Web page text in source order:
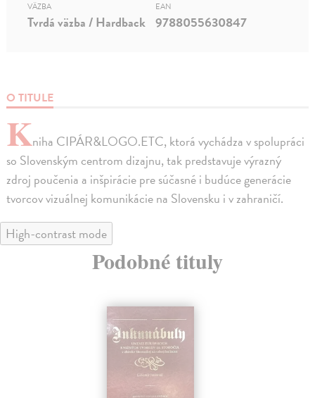
O TITULE
Kniha CIPÁR&LOGO.ETC, ktorá vychádza v spolupráci
so Slovenským centrom dizajnu, tak predstavuje výrazný
zdroj poučenia a inšpirácie pre súčasné i budúce generácie
tvorcov vizuálnej komunikácie na Slovensku i v zahraničí.
VÄZBA
Tvrdá väzba / Hardback
EAN
9788055630847
High-contrast mode
Podobné tituly